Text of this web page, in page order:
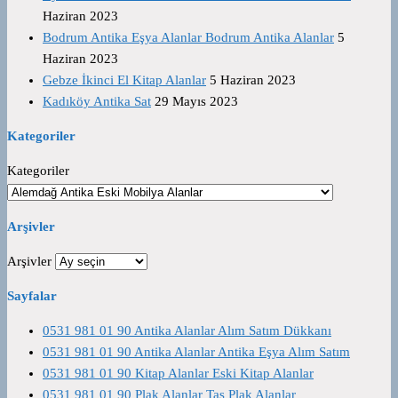
Haziran 2023
Bodrum Antika Eşya Alanlar Bodrum Antika Alanlar 5
Haziran 2023
Gebze İkinci El Kitap Alanlar 5 Haziran 2023
Kadıköy Antika Sat 29 Mayıs 2023
Kategoriler
Kategoriler
Arşivler
Arşivler
Sayfalar
0531 981 01 90 Antika Alanlar Alım Satım Dükkanı
0531 981 01 90 Antika Alanlar Antika Eşya Alım Satım
0531 981 01 90 Kitap Alanlar Eski Kitap Alanlar
0531 981 01 90 Plak Alanlar Taş Plak Alanlar